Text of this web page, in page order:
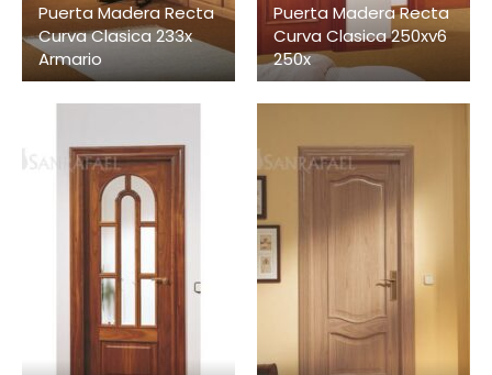
Puerta Madera Recta
Curva Clasica 233x
Armario
Puerta Madera Recta
Curva Clasica 250xv6
250x